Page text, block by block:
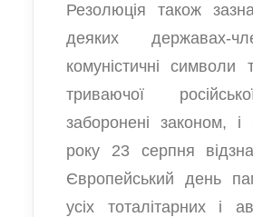
Резолюція також
деяких державах-
комуністичні символи
триваючої
заборонені законом,
року 23 серпня
Європейський день
усіх тоталітарних і